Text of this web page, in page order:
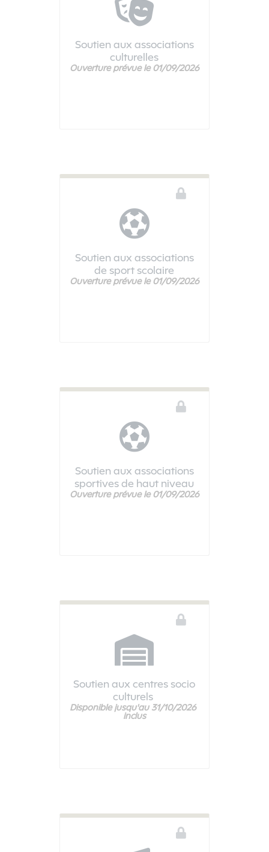
Soutien aux associations
culturelles
Ce téléservice n'est pas disponible
Ouverture prévue le 01/09/2026
Soutien aux associations
de sport scolaire
Ce téléservice n'est pas disponible
Ouverture prévue le 01/09/2026
Soutien aux associations
sportives de haut niveau
Ce téléservice n'est pas disponible
Ouverture prévue le 01/09/2026
Soutien aux centres socio
culturels
Vous devez être connecté pour accéder à ce téléservice
Disponible jusqu'au 31/10/2026
inclus